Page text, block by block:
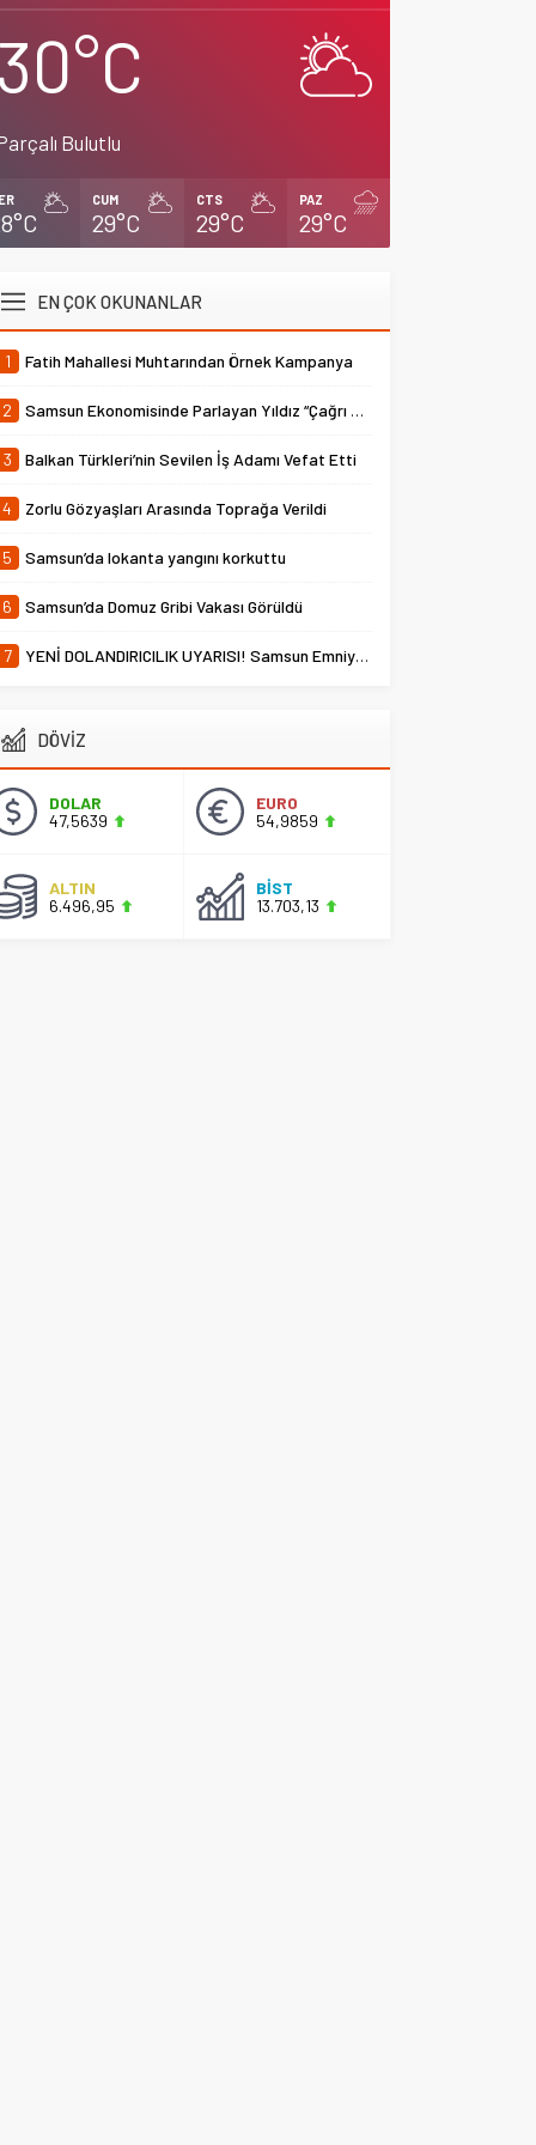
30°C
Bulutlu
CUM
29°C
CTS
29°C
PAZ
29°C
EN ÇOK OKUNANLAR
1 Fatih Mahallesi Muhtarından Örnek Kampanya
2 Samsun Ekonomisinde Parlayan Yıldız “Çağrı Temper”
3 Balkan Türkleri’nin Sevilen İş Adamı Vefat Etti
4 Zorlu Gözyaşları Arasında Toprağa Verildi
5 Samsun’da lokanta yangını korkuttu
6 Samsun’da Domuz Gribi Vakası Görüldü
7 YENİ DOLANDIRICILIK UYARISI! Samsun Emniyet Müdürlüğü Uyardı
DÖVİZ
DOLAR
47,5639
EURO
54,9859
ALTIN
6.496,95
BİST
13.703,13